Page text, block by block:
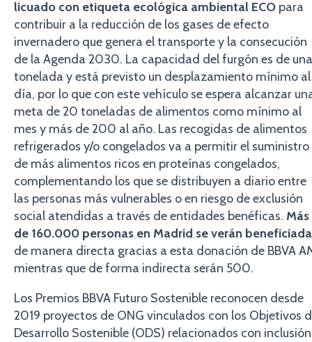
licuado con etiqueta ecológica ambiental ECO para
contribuir a la reducción de los gases de efecto
invernadero que genera el transporte y la consecución
de la Agenda 2030. La capacidad del furgón es de una
tonelada y está previsto un desplazamiento mínimo al
día, por lo que con este vehículo se espera alcanzar
meta de 20 toneladas de alimentos como mínimo al
mes y más de 200 al año. Las recogidas de alimentos
refrigerados y/o congelados va a permitir el suministro
de más alimentos ricos en proteínas congelados,
complementando los que se distribuyen a diario entre
las personas más vulnerables o en riesgo de exclusión
social atendidas a través de entidades benéficas. Más
de 160.000 personas en Madrid se verán
de manera directa gracias a esta donación de BBVA
mientras que de forma indirecta serán 500.
Los Premios BBVA Futuro Sostenible reconocen desde
2019 proyectos de ONG vinculados con los Objetivos
Desarrollo Sostenible (ODS) relacionados con inclusión